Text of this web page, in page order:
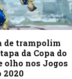
de trampolim
da Copa do
olho nos Jogos
2020